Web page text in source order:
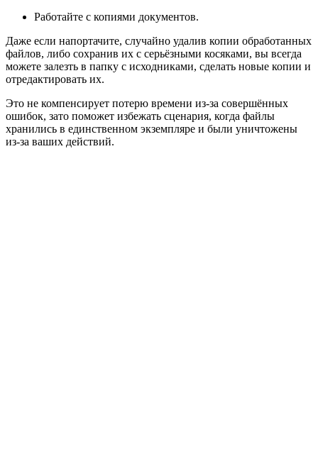
Работайте с копиями документов.
Даже если напортачите, случайно удалив копии обработанных
файлов, либо сохранив их с серьёзными косяками, вы всегда
можете залезть в папку с исходниками, сделать новые копии и
отредактировать их.
Это не компенсирует потерю времени из-за совершённых
ошибок, зато поможет избежать сценария, когда файлы
хранились в единственном экземпляре и были уничтожены
из-за ваших действий.